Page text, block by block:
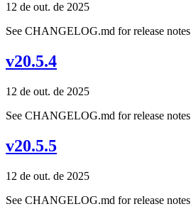
12 de out. de 2025
See CHANGELOG.md for release notes
v20.5.4
12 de out. de 2025
See CHANGELOG.md for release notes
v20.5.5
12 de out. de 2025
See CHANGELOG.md for release notes